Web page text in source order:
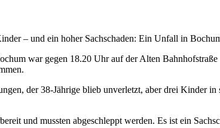
– und ein hoher Sachschaden: Ein Unfall in
war gegen 18.20 Uhr auf der Alten
der 38-Jährige blieb unverletzt, aber drei Kinder
und mussten abgeschleppt werden. Es ist ein